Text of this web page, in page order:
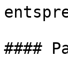
####